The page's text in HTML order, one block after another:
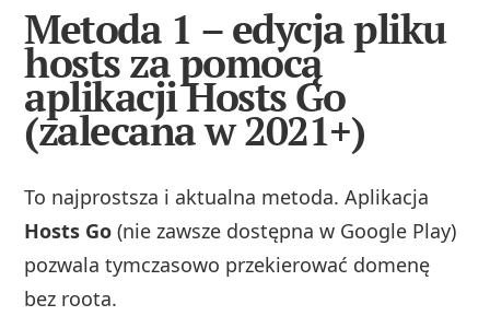
Metoda 1 – edycja pliku
hosts za pomocą
aplikacji Hosts Go
(zalecana w 2021+)
To najprostsza i aktualna metoda. Aplikacja
Hosts Go (nie zawsze dostępna w Google Play)
pozwala tymczasowo przekierować domenę
bez roota.